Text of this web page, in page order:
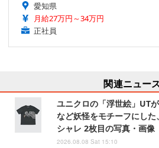
愛知県
月給27万円～34万円
正社員
関連ニュース
ユニクロの「浮世絵」UT
など妖怪をモチーフにし
シャレ 2枚目の写真・画像
2026.08.08 Sat 15:10